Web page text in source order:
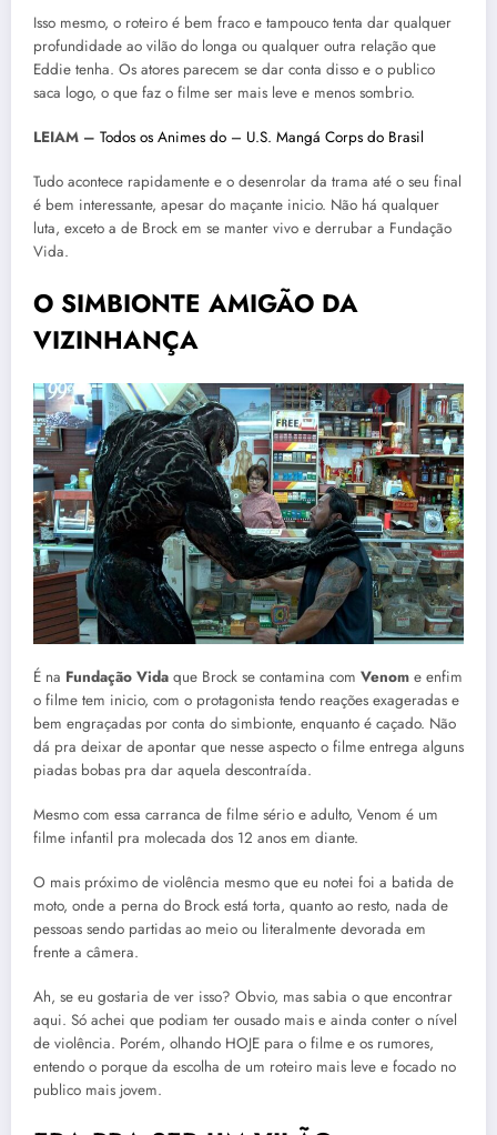
Isso mesmo, o roteiro é bem fraco e tampouco tenta dar qualquer
profundidade ao vilão do longa ou qualquer outra relação que
Eddie tenha. Os atores parecem se dar conta disso e o publico
saca logo, o que faz o filme ser mais leve e menos sombrio.
LEIAM – Todos os Animes do – U.S. Mangá Corps do Brasil
Tudo acontece rapidamente e o desenrolar da trama até o seu final
é bem interessante, apesar do maçante inicio. Não há qualquer
luta, exceto a de Brock em se manter vivo e derrubar a Fundação
Vida.
O SIMBIONTE AMIGÃO DA
VIZINHANÇA
É na Fundação Vida que Brock se contamina com Venom e enfim
o filme tem inicio, com o protagonista tendo reações exageradas e
bem engraçadas por conta do simbionte, enquanto é caçado. Não
dá pra deixar de apontar que nesse aspecto o filme entrega alguns
piadas bobas pra dar aquela descontraída.
Mesmo com essa carranca de filme sério e adulto, Venom é um
filme infantil pra molecada dos 12 anos em diante.
O mais próximo de violência mesmo que eu notei foi a batida de
moto, onde a perna do Brock está torta, quanto ao resto, nada de
pessoas sendo partidas ao meio ou literalmente devorada em
frente a câmera.
Ah, se eu gostaria de ver isso? Obvio, mas sabia o que encontrar
aqui. Só achei que podiam ter ousado mais e ainda conter o nível
de violência. Porém, olhando HOJE para o filme e os rumores,
entendo o porque da escolha de um roteiro mais leve e focado no
publico mais jovem.